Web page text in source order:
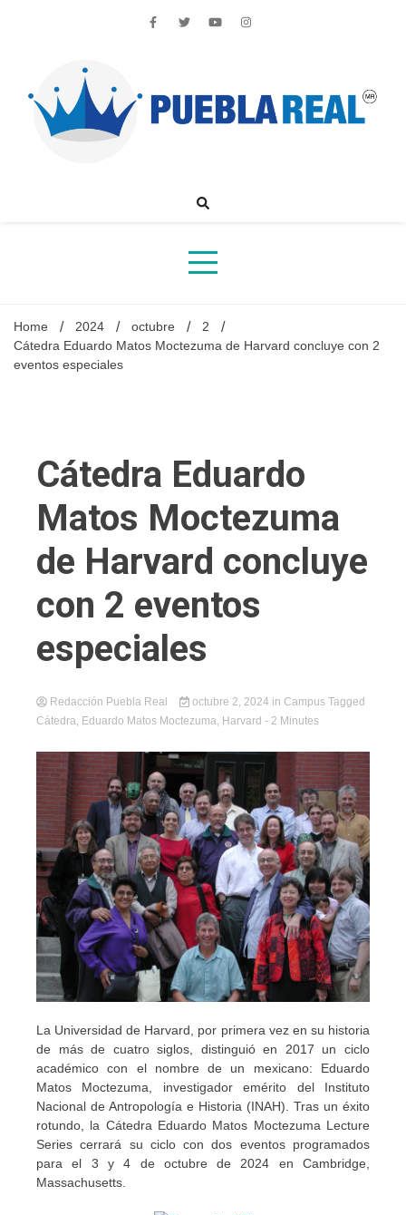
Noticias de actualidad de Puebla, México y el mundo
Home 2024 octubre
2
Cátedra Eduardo Matos Moctezuma de Harvard concluye con 2
eventos especiales
Cátedra Eduardo
Matos Moctezuma
de Harvard concluye
con 2 eventos
especiales
Redacción Puebla Real octubre 2, 2024 in Campus Tagged
Cátedra, Eduardo Matos Moctezuma, Harvard - 2 Minutes
La Universidad de Harvard, por primera vez en su historia
de más de cuatro siglos, distinguió en 2017 un ciclo
académico con el nombre de un mexicano: Eduardo
Matos Moctezuma, investigador emérito del Instituto
Nacional de Antropología e Historia (INAH). Tras un éxito
rotundo, la Cátedra Eduardo Matos Moctezuma Lecture
Series cerrará su ciclo con dos eventos programados
para el 3 y 4 de octubre de 2024 en Cambridge,
Massachusetts.